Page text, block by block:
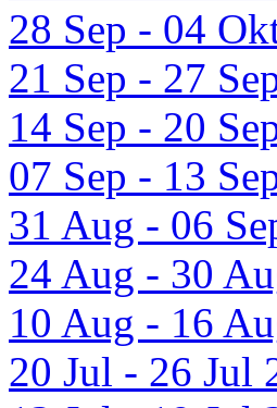
28 Sep - 04
21 Sep - 27
14 Sep - 20
07 Sep - 13
31 Aug - 06
24 Aug - 30
10 Aug - 16
20 Jul - 26 Jul